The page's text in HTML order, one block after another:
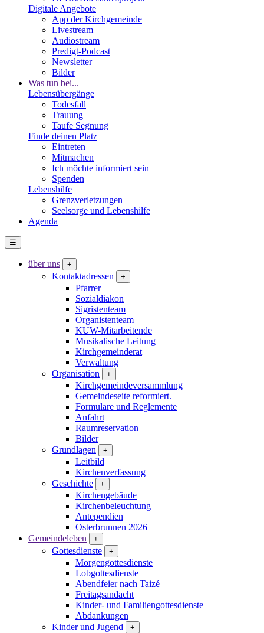
Digitale Angebote
App der Kirchgemeinde
Livestream
Audiostream
Predigt-Podcast
Newsletter
Bilder
Was tun bei...
Lebensübergänge
Todesfall
Trauung
Taufe Segnung
Finde deinen Platz
Eintreten
Mitmachen
Ich möchte informiert sein
Spenden
Lebenshilfe
Grenzverletzungen
Seelsorge und Lebenshilfe
Agenda
☰
über uns +
Kontaktadressen +
Pfarrer
Sozialdiakon
Sigristenteam
Organistenteam
KUW-Mitarbeitende
Musikalische Leitung
Kirchgemeinderat
Verwaltung
Organisation
+
Kirchgemeindeversammlung
Gemeindeseite reformiert.
Formulare und Reglemente
Anfahrt
Raumreservation
Bilder
Grundlagen
+
Leitbild
Kirchenverfassung
Geschichte
+
Kirchengebäude
Kirchenbeleuchtung
Antependien
Osterbrunnen 2026
Gemeindeleben
+
Gottesdienste +
Morgengottesdienste
Lobgottesdienste
Abendfeier nach Taizé
Freitagsandacht
Kinder- und Familien­gottesdienste
Abdankungen
Kinder und Jugend
+